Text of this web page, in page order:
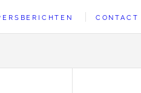
CONTACT